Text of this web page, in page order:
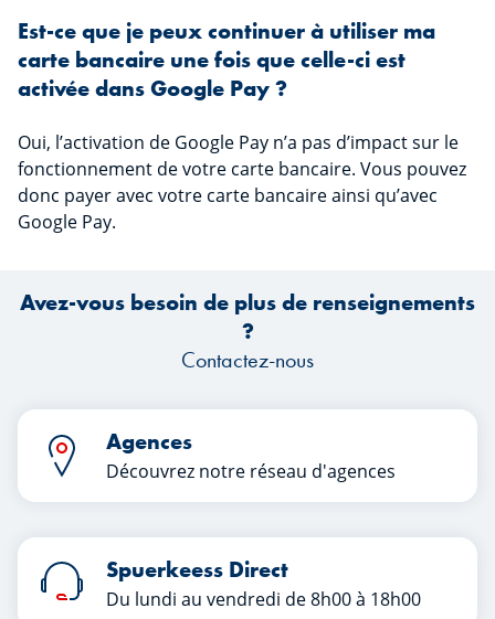
Est-ce que je peux continuer à utiliser ma
carte bancaire une fois que celle-ci est
activée dans Google Pay ?
Oui, l’activation de Google Pay n’a pas d’impact sur le
fonctionnement de votre carte bancaire. Vous pouvez
donc payer avec votre carte bancaire ainsi qu’avec
Google Pay.
Avez-vous besoin de plus de renseignements
?
Contactez-nous
Agences
Découvrez notre réseau d'agences
Spuerkeess Direct
Du lundi au vendredi de 8h00 à 18h00